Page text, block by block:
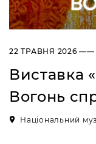
22 ТРАВНЯ 2026 ——
Виставка
Вогонь
Національний